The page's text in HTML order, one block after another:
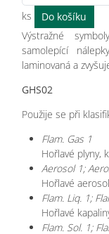
ks
Výstražné
samolepící
laminovaná a
GHS02
Použije se při
Flam. Gas 1
Hořlavé plyny,
Aerosol 1;
Hořlavé
Flam. Liq. 1;
Hořlavé
Flam. Sol. 1;